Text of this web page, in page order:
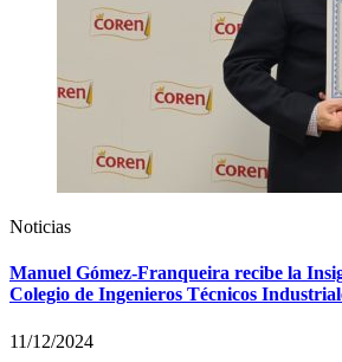
Noticias
Manuel Gómez-Franqueira recibe la
Colegio de Ingenieros Técnicos
11/12/2024